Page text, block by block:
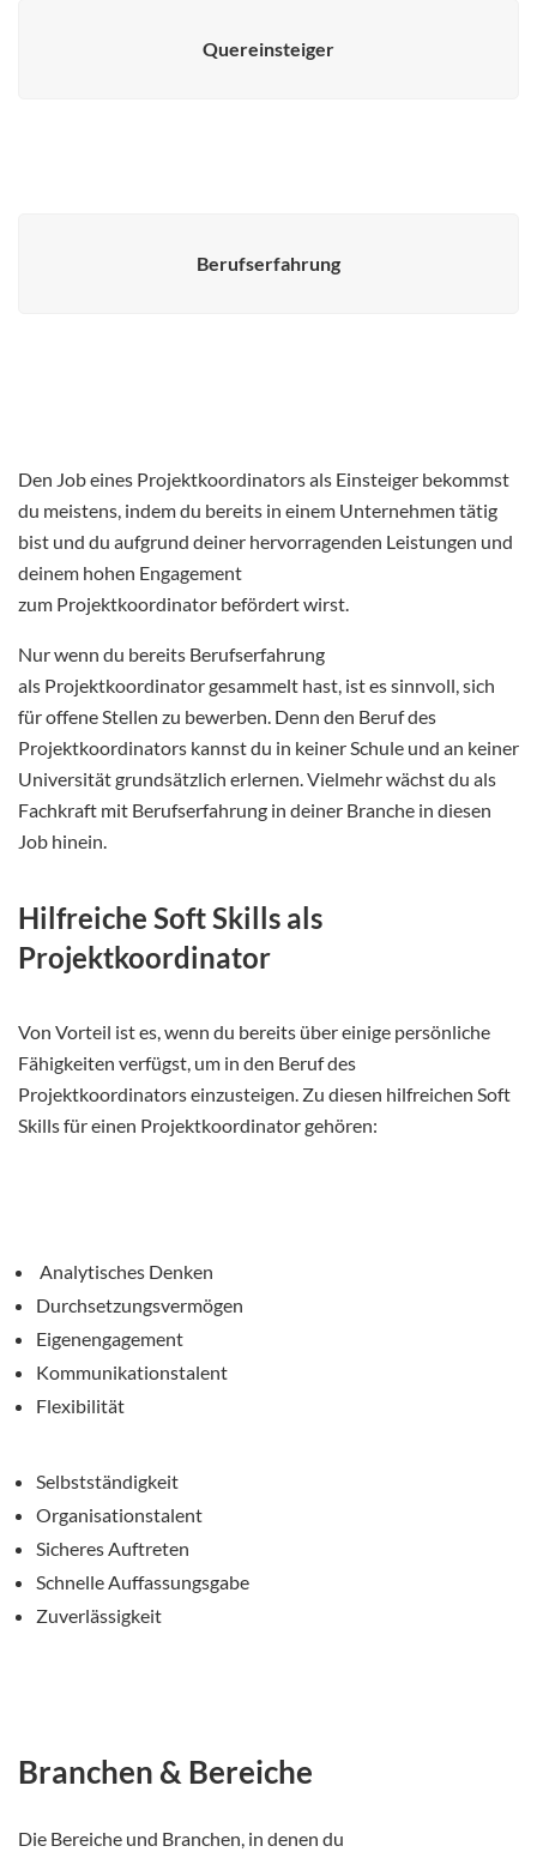
Quereinsteiger
Berufserfahrung
Den Job eines Projektkoordinators als Einsteiger bekommst
du meistens, indem du bereits in einem Unternehmen tätig
bist und du aufgrund deiner hervorragenden Leistungen und
deinem hohen Engagement
zum Projektkoordinator befördert wirst.
Nur wenn du bereits Berufserfahrung
als Projektkoordinator gesammelt hast, ist es sinnvoll, sich
für offene Stellen zu bewerben. Denn den Beruf des
Projektkoordinators kannst du in keiner Schule und an keiner
Universität grundsätzlich erlernen. Vielmehr wächst du als
Fachkraft mit Berufserfahrung in deiner Branche in diesen
Job hinein.
Hilfreiche Soft Skills als
Projektkoordinator
Von Vorteil ist es, wenn du bereits über einige persönliche
Fähigkeiten verfügst, um in den Beruf des
Projektkoordinators einzusteigen. Zu diesen hilfreichen Soft
Skills für einen Projektkoordinator gehören:
Analytisches Denken
Durchsetzungsvermögen
Eigenengagement
Kommunikationstalent
Flexibilität
Selbstständigkeit
Organisationstalent
Sicheres Auftreten
Schnelle Auffassungsgabe
Zuverlässigkeit
Branchen & Bereiche
Die Bereiche und Branchen, in denen du